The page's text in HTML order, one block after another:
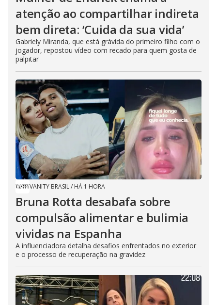
atenção ao compartilhar indireta
bem direta: ‘Cuida da sua vida’
Gabriely Miranda, que está grávida do primeiro filho com o
jogador, repostou vídeo com recado para quem gosta de
palpitar
VANITY BRASIL/ HÁ 1 HORA
Bruna Rotta desabafa sobre
compulsão alimentar e bulimia
vividas na Espanha
A influenciadora detalha desafios enfrentados no exterior
e o processo de recuperação na gravidez